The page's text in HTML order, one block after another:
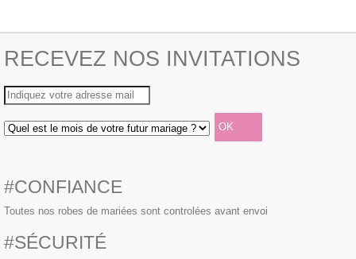
RECEVEZ NOS INVITATIONS
#CONFIANCE
Toutes nos robes de mariées sont controlées avant envoi
#SÉCURITÉ